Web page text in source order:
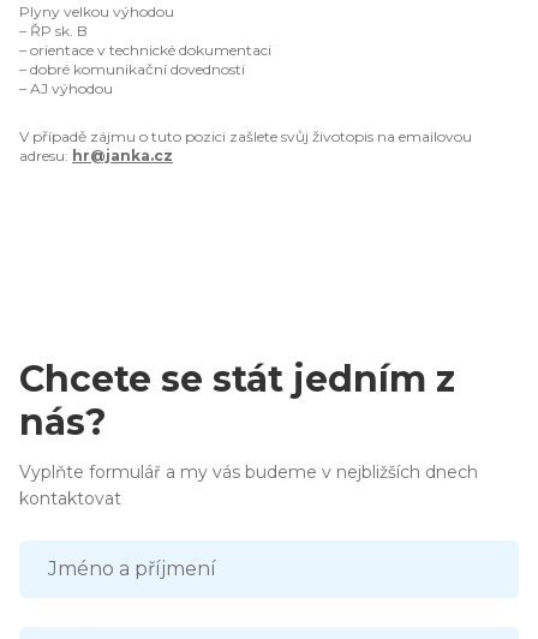
Plyny velkou výhodou
– ŘP sk. B
– orientace v technické dokumentaci
– dobré komunikační dovednosti
– AJ výhodou
V případě zájmu o tuto pozici zašlete svůj životopis na emailovou
adresu: hr@janka.cz
Chcete se stát jedním z
nás?
Vyplňte formulář a my vás budeme v nejbližších dnech
kontaktovat